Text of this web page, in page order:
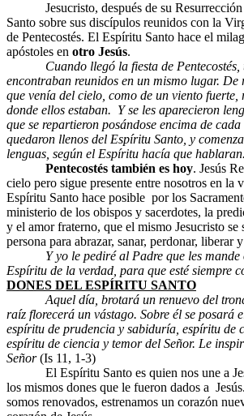
Jesucristo, después de su Resurrección
Santo sobre sus discípulos reunidos con la
de Pentecostés. El Espíritu Santo hace el
apóstoles en otro Jesús.
Cuando llegó la fiesta de Pentecostés,
encontraban reunidos en un mismo lugar. De
que venía del cielo, como de un viento fuerte,
donde ellos estaban. Y se les aparecieron
que se repartieron posándose encima de
quedaron llenos del Espíritu Santo, y
lenguas, según el Espíritu hacía que hablaran.
Pentecostés también es hoy. Jesús
cielo pero sigue presente entre nosotros en la
Espíritu Santo hace posible por los
ministerio de los obispos y sacerdotes, la
y el amor fraterno, que el mismo Jesucristo se
persona para abrazar, sanar, perdonar, liberar
Y yo le pediré al Padre que les
Espíritu de la verdad, para que esté siempre
DONES DEL ESPÍRITU SANTO
Aquel día, brotará un renuevo del
raíz florecerá un vástago. Sobre él se posará
espíritu de prudencia y sabiduría, espíritu de
espíritu de ciencia y temor del Señor. Le
Señor(Is 11, 1-3)
El Espíritu Santo es quien nos une a
los mismos dones que le fueron dados a
somos renovados, estrenamos un corazón